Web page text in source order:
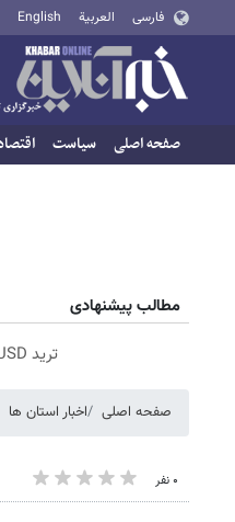
فارسی العربية English
صفحه اصلی سیاست
مطالب پیشنهادی
ترید EURUSD با اسپرد از صفر پیپ
صفحه اصلی اخبار استان ها
۰ نفر